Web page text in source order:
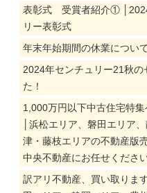
表彰式 受賞者紹介①
リー表彰式
年末年始期間の休業につい
2024年センチュリー21秋の
た！
1,000万円以下中古住宅特
│浜松エリア、磐田エリア
津・藤枝エリアの不動産版
中央不動産にお任せください
訳アリ不動産、買い取りま